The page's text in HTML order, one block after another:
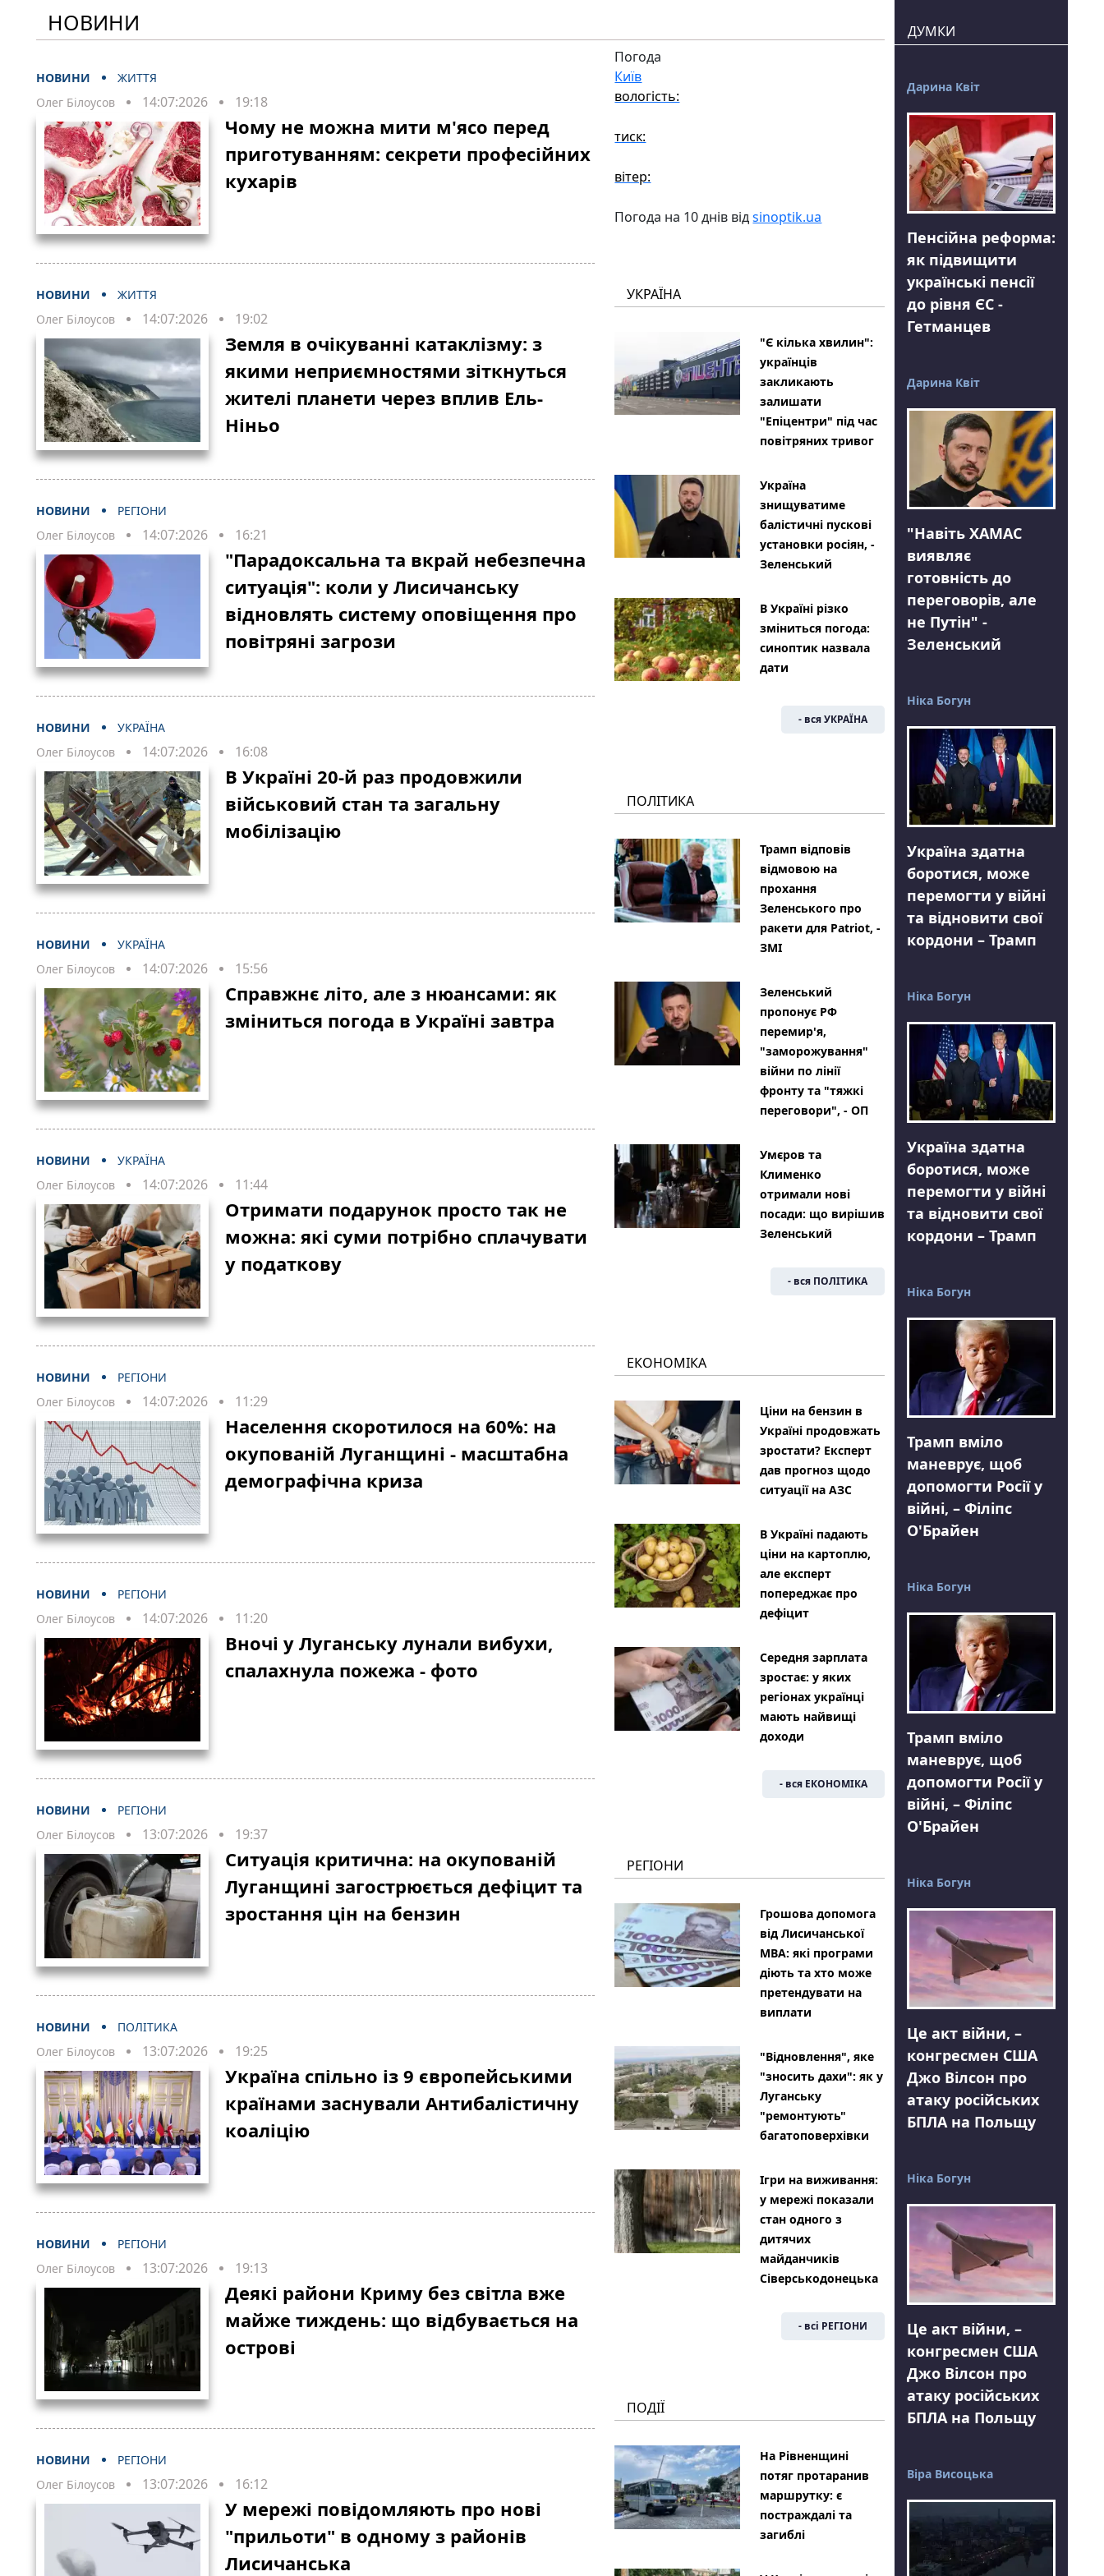
НОВИНИ
НОВИНИ
ЖИТТЯ
Олег Білоусов
14:07:2026 19:18
Чому не можна мити м'ясо перед
приготуванням: секрети професійних
кухарів
НОВИНИ
ЖИТТЯ
Олег Білоусов
14:07:2026 19:02
Земля в очікуванні катаклізму: з
якими неприємностями зіткнуться
жителі планети через вплив Ель-
Ніньо
НОВИНИ
РЕГІОНИ
Олег Білоусов
14:07:2026 16:21
"Парадоксальна та вкрай небезпечна
ситуація": коли у Лисичанську
відновлять систему оповіщення про
повітряні загрози
НОВИНИ
УКРАЇНА
Олег Білоусов
14:07:2026 16:08
В Україні 20-й раз продовжили
військовий стан та загальну
мобілізацію
НОВИНИ
УКРАЇНА
Олег Білоусов
14:07:2026 15:56
Справжнє літо, але з нюансами: як
зміниться погода в Україні завтра
НОВИНИ
УКРАЇНА
Олег Білоусов
14:07:2026 11:44
Отримати подарунок просто так не
можна: які суми потрібно сплачувати
у податкову
НОВИНИ
РЕГІОНИ
Олег Білоусов
14:07:2026 11:29
Населення скоротилося на 60%: на
окупованій Луганщині - масштабна
демографічна криза
НОВИНИ
РЕГІОНИ
Олег Білоусов
14:07:2026 11:20
Вночі у Луганську лунали вибухи,
спалахнула пожежа - фото
НОВИНИ
РЕГІОНИ
Олег Білоусов
13:07:2026 19:37
Ситуація критична: на окупованій
Луганщині загострюється дефіцит та
зростання цін на бензин
НОВИНИ
ПОЛІТИКА
Олег Білоусов
13:07:2026 19:25
Україна спільно із 9 європейськими
країнами заснували Антибалістичну
коаліцію
НОВИНИ
РЕГІОНИ
Олег Білоусов
13:07:2026 19:13
Деякі райони Криму без світла вже
майже тиждень: що відбувається на
острові
НОВИНИ
РЕГІОНИ
Олег Білоусов
13:07:2026 16:12
У мережі повідомляють про нові
"прильоти" в одному з районів
Лисичанська
Погода
Київ
вологість:
тиск:
вітер:
Погода на 10 днів відsinoptik.ua
УКРАЇНА
"Є кілька хвилин":
українців
закликають
залишати
"Епіцентри" під час
повітряних тривог
Україна
знищуватиме
балістичні пускові
установки росіян, -
Зеленський
В Україні різко
зміниться погода:
синоптик назвала
дати
- вся УКРАЇНА
ПОЛІТИКА
Трамп відповів
відмовою на
прохання
Зеленського про
ракети для Patriot, -
ЗМІ
Зеленський
пропонує РФ
перемир'я,
"заморожування"
війни по лінії
фронту та "тяжкі
переговори", - ОП
Умєров та
Клименко
отримали нові
посади: що вирішив
Зеленський
- вся ПОЛІТИКА
ЕКОНОМІКА
Ціни на бензин в
Україні продовжать
зростати? Експерт
дав прогноз щодо
ситуації на АЗС
В Україні падають
ціни на картоплю,
але експерт
попереджає про
дефіцит
Середня зарплата
зростає: у яких
регіонах українці
мають найвищі
доходи
- вся ЕКОНОМІКА
РЕГІОНИ
Грошова допомога
від Лисичанської
МВА: які програми
діють та хто може
претендувати на
виплати
"Відновлення", яке
"зносить дахи": як у
Луганську
"ремонтують"
багатоповерхівки
Ігри на виживання:
у мережі показали
стан одного з
дитячих
майданчиків
Сіверськодонецька
- всі РЕГІОНИ
ПОДІЇ
На Рівненщині
потяг протаранив
маршрутку: є
постраждалі та
загиблі
ДУМКИ
Дарина Квіт
Пенсійна реформа:
як підвищити
українські пенсії
до рівня ЄС -
Гетманцев
Дарина Квіт
"Навіть ХАМАС
виявляє
готовність до
переговорів, але
не Путін" -
Зеленський
Ніка Богун
Україна здатна
боротися, може
перемогти у війні
та відновити свої
кордони – Трамп
Ніка Богун
Україна здатна
боротися, може
перемогти у війні
та відновити свої
кордони – Трамп
Ніка Богун
Трамп вміло
маневрує, щоб
допомогти Росії у
війні, – Філіпс
О'Брайен
Ніка Богун
Трамп вміло
маневрує, щоб
допомогти Росії у
війні, – Філіпс
О'Брайен
Ніка Богун
Це акт війни, –
конгресмен США
Джо Вілсон про
атаку російських
БПЛА на Польщу
Ніка Богун
Це акт війни, –
конгресмен США
Джо Вілсон про
атаку російських
БПЛА на Польщу
Віра Висоцька